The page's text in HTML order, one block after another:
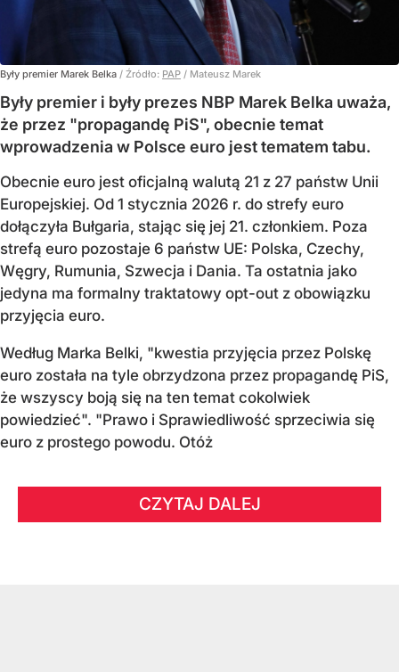
Były premier Marek Belka / Źródło: PAP / Mateusz Marek
Były premier i były prezes NBP Marek Belka uważa,
że przez "propagandę PiS", obecnie temat
wprowadzenia w Polsce euro jest tematem tabu.
Obecnie euro jest oficjalną walutą 21 z 27 państw Unii
Europejskiej. Od 1 stycznia 2026 r. do strefy euro
dołączyła Bułgaria, stając się jej 21. członkiem. Poza
strefą euro pozostaje 6 państw UE: Polska, Czechy,
Węgry, Rumunia, Szwecja i Dania. Ta ostatnia jako
jedyna ma formalny traktatowy opt-out z obowiązku
przyjęcia euro.
Według Marka Belki, "kwestia przyjęcia przez Polskę
euro została na tyle obrzydzona przez propagandę PiS,
że wszyscy boją się na ten temat cokolwiek
powiedzieć". "Prawo i Sprawiedliwość sprzeciwia się
euro z prostego powodu. Otóż
CZYTAJ DALEJ